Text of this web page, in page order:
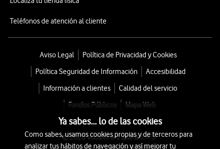
Teléfonos de atención al cliente
Aviso Legal
Política de Privacidad y Cookies
Política Seguridad de Información
Accesibilidad
Información a clientes
Calidad del servicio
Fondos Públicos
Mapa Web
© 2026 Vodafone España S.A.U.
Ya sabes... lo de las cookies
Como sabes, usamos cookies propias y de terceros para
analizar tus hábitos de navegación y así mejorar tu